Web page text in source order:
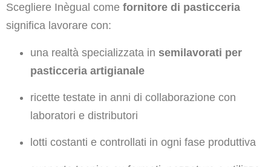
Scegliere Inègual come fornitore di pasticceria
significa lavorare con:
una realtà specializzata in semilavorati per
pasticceria artigianale
ricette testate in anni di collaborazione con
laboratori e distributori
lotti costanti e controllati in ogni fase produttiva